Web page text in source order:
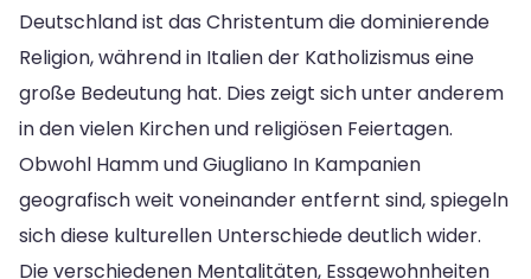
Deutschland ist das Christentum die dominierende
Religion, während in Italien der Katholizismus eine
große Bedeutung hat. Dies zeigt sich unter anderem
in den vielen Kirchen und religiösen Feiertagen.
Obwohl Hamm und Giugliano In Kampanien
geografisch weit voneinander entfernt sind, spiegeln
sich diese kulturellen Unterschiede deutlich wider.
Die verschiedenen Mentalitäten, Essgewohnheiten